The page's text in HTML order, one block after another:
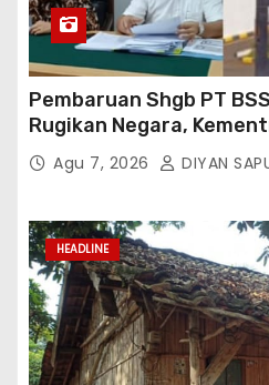
Pembaruan Shgb PT
Rugikan Negara,
Gugat Di PTUN Jakarta
Agu 7, 2026 DIYAN
HEADLINE